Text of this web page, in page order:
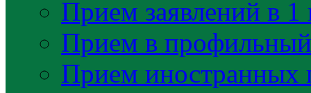
Прием заявлений в 1
Прием в
Прием иностранных